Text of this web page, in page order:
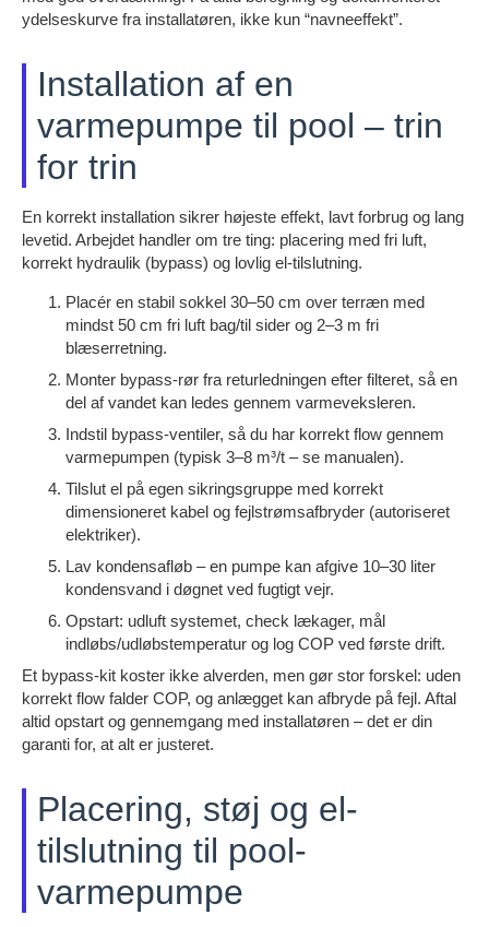
ydelseskurve fra installatøren, ikke kun “navneeffekt”.
Installation af en
varmepumpe til pool – trin
for trin
En korrekt installation sikrer højeste effekt, lavt forbrug og lang
levetid. Arbejdet handler om tre ting: placering med fri luft,
korrekt hydraulik (bypass) og lovlig el-tilslutning.
Placér en stabil sokkel 30–50 cm over terræn med
mindst 50 cm fri luft bag/til sider og 2–3 m fri
blæserretning.
Monter bypass-rør fra returledningen efter filteret, så en
del af vandet kan ledes gennem varmeveksleren.
Indstil bypass-ventiler, så du har korrekt flow gennem
varmepumpen (typisk 3–8 m³/t – se manualen).
Tilslut el på egen sikringsgruppe med korrekt
dimensioneret kabel og fejlstrømsafbryder (autoriseret
elektriker).
Lav kondensafløb – en pumpe kan afgive 10–30 liter
kondensvand i døgnet ved fugtigt vejr.
Opstart: udluft systemet, check lækager, mål
indløbs/udløbstemperatur og log COP ved første drift.
Et bypass-kit koster ikke alverden, men gør stor forskel: uden
korrekt flow falder COP, og anlægget kan afbryde på fejl. Aftal
altid opstart og gennemgang med installatøren – det er din
garanti for, at alt er justeret.
Placering, støj og el-
tilslutning til pool-
varmepumpe